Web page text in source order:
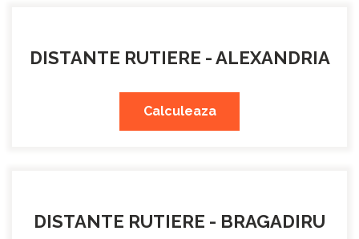
DISTANTE RUTIERE - ALEXANDRIA
Calculeaza
DISTANTE RUTIERE - BRAGADIRU